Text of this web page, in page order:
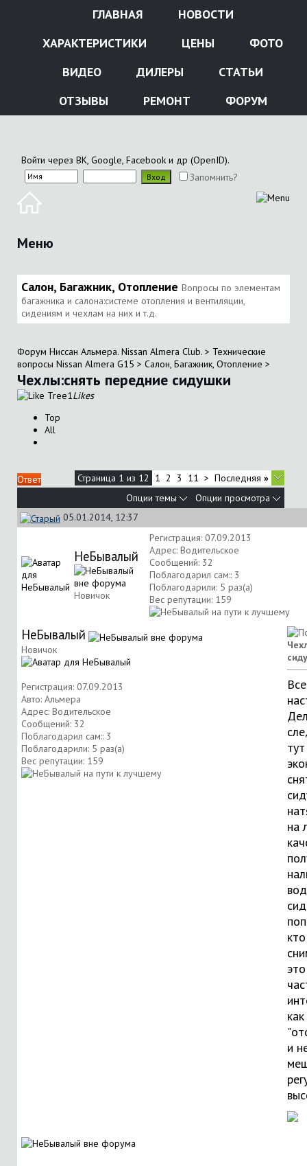
ГЛАВНАЯ
НОВОСТИ
ХАРАКТЕРИСТИКИ
ЦЕНЫ
ФОТО
ВИДЕО
ДИЛЕРЫ
СТАТЬИ
ОТЗЫВЫ
РЕМОНТ ФОРУМ
Войти через ВК, Google, Facebook и др (OpenID).
Запомнить?
Меню
Салон, Багажник, Отопление Вопросы по элементам
багажника и салона:системе отопления и вентиляции,
сидениям и чехлам на них и т.д.
Форум Ниссан Альмера. Nissan Almera Club. > Технические
вопросы Nissan Almera G15 > Салон, Багажник, Отопление >
Чехлы:снять передние сидушки
1Likes
Top
All
Ответ Страница 1 из 12 1 2 3 11 > Последняя »
Опции темы
Опции просмотра
05.01.2014, 12:37
НеБывалый
Новичок
Регистрация: 07.09.2013
Адрес: Водительское
Сообщений: 32
Поблагодарил сам:: 3
Поблагодарили: 5 раз(а)
Вес репутации: 159
НеБывалый
Новичок
Регистрация: 07.09.2013
Авто: Альмера
Адрес: Водительское
Сообщений: 32
Поблагодарил сам:: 3
Поблагодарили: 5 раз(а)
Вес репутации: 159
на
и